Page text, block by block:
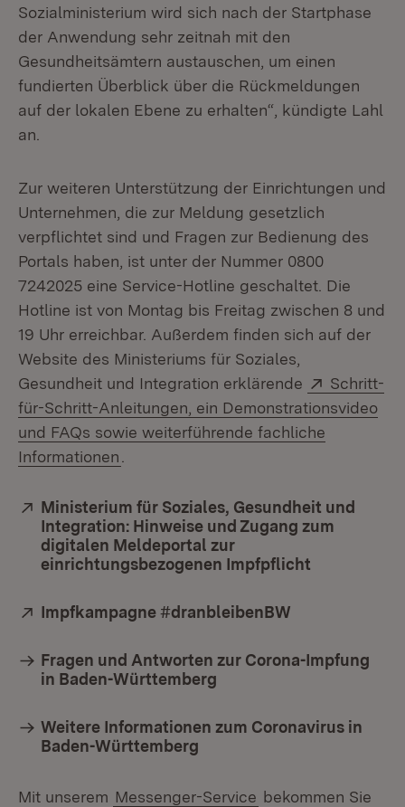
Sozialministerium wird sich nach der Startphase
der Anwendung sehr zeitnah mit den
Gesundheitsämtern austauschen, um einen
fundierten Überblick über die Rückmeldungen
auf der lokalen Ebene zu erhalten“, kündigte Lahl
an.
Zur weiteren Unterstützung der Einrichtungen und
Unternehmen, die zur Meldung gesetzlich
verpflichtet sind und Fragen zur Bedienung des
Portals haben, ist unter der Nummer 0800
7242025 eine Service-Hotline geschaltet. Die
Hotline ist von Montag bis Freitag zwischen 8 und
19 Uhr erreichbar. Außerdem finden sich auf der
Website des Ministeriums für Soziales,
Gesundheit und Integration erklärende
Extern:
Schritt-
für-Schritt-Anleitungen, ein Demonstrationsvideo
und FAQs sowie weiterführende fachliche
Informationen
Extern:
Ministerium für Soziales, Gesundheit und
Integration: Hinweise und Zugang zum
digitalen Meldeportal zur
einrichtungsbezogenen Impfpflicht
Extern:
Impfkampagne #dranbleibenBW
Fragen und Antworten zur Corona-Impfung
in Baden-Württemberg
Weitere Informationen zum Coronavirus in
Baden-Württemberg
Mit unserem Messenger-Service bekommen Sie